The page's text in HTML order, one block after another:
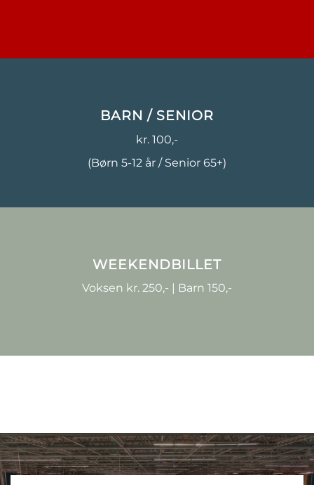
BARN / SENIOR
kr. 100,-
(Børn 5-12 år / Senior 65+)
WEEKENDBILLET
Voksen kr. 250,- | Barn 150,-